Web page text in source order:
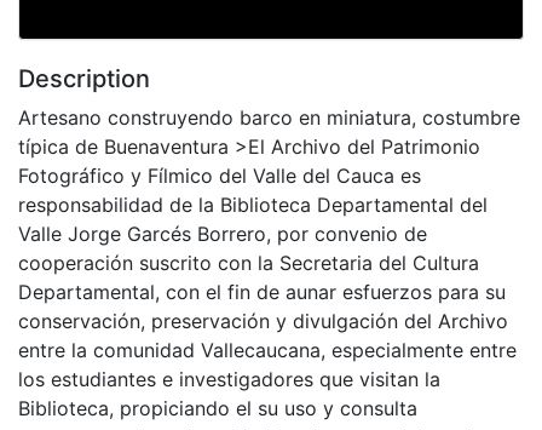
Description
Artesano construyendo barco en miniatura, costumbre
típica de Buenaventura >El Archivo del Patrimonio
Fotográfico y Fílmico del Valle del Cauca es
responsabilidad de la Biblioteca Departamental del
Valle Jorge Garcés Borrero, por convenio de
cooperación suscrito con la Secretaria del Cultura
Departamental, con el fin de aunar esfuerzos para su
conservación, preservación y divulgación del Archivo
entre la comunidad Vallecaucana, especialmente entre
los estudiantes e investigadores que visitan la
Biblioteca, propiciando el su uso y consulta